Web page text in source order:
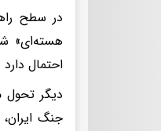
در سطح
هسته‌ای»
احتمال
دیگر تحول
جنگ ایران،